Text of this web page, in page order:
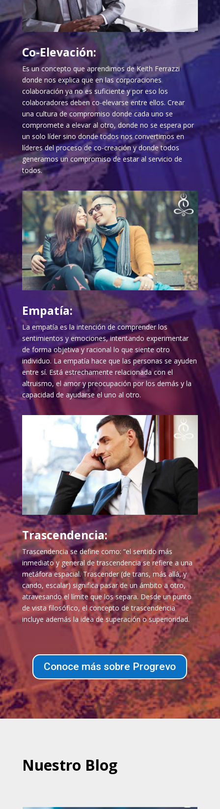
Co-Elevación:
Es un concepto que aprendimos de Keith Ferrazzi
donde nos explica que en las corporaciones
colaboración ya no es suficiente y por eso los
colaboradores deben co-elevarse entre ellos. Crear
una cultura de compromiso donde cada uno se
compromete a elevar al otro, donde no se espera por
un solo líder sino donde todos nos convertimos en
líderes del proceso de co-creación y donde todos
generamos un compromiso de estar al servicio de
todos.
Empatía:
La empatía es la intención de comprender los
sentimientos y emociones, intentando experimentar
de forma objetiva y racional lo que siente otro
individuo. La empatía hace que las personas se ayuden
entre sí. Está estrechamente relacionada con el
altruismo, el amor y preocupación por los demás y la
capacidad de ayudarse el uno al otro.
Trascendencia:
Trascendencia se define como: “el sentido más
inmediato y general de trascendencia se refiere a una
metáfora espacial. Trascender (de trans, más allá, y
cando, escalar) significa pasar de un ámbito a otro,
atravesando el límite que los separa. Desde un punto
de vista filosófico, el concepto de trascendencia
incluye además la idea de superación o superioridad.
Conoce más sobre Progrevo
Nuestro Blog